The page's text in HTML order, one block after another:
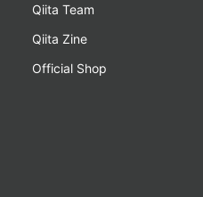
Qiita Team
Qiita Zine
Official Shop